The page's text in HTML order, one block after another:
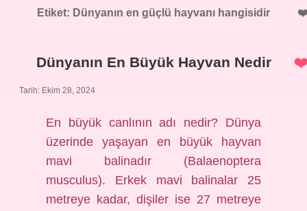
Etiket: Dünyanın en güçlü hayvanı hangisidir
Dünyanın En Büyük Hayvan Nedir
Tarih: Ekim 28, 2024
En büyük canlının adı nedir? Dünya
üzerinde yaşayan en büyük hayvan
mavi balinadır (Balaenoptera
musculus). Erkek mavi balinalar 25
metreye kadar, dişiler ise 27 metreye